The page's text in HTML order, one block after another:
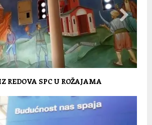
REDOVA SPC U ROŽAJAMA